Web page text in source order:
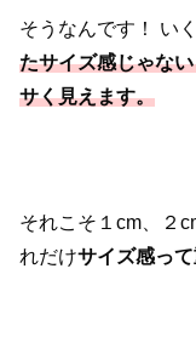
そうなんです！ い
たサイズ感じゃな
サく見えます。
それこそ１cm、２
れだけサイズ感っ